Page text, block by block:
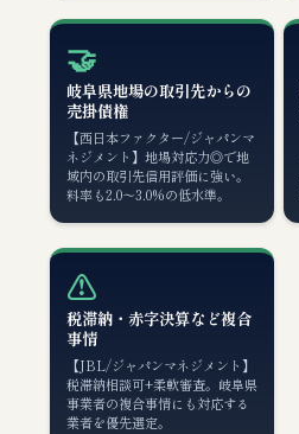
🤝
岐阜県地場の取引先からの
売掛債権
【西日本ファクター/ジャパンマ
ネジメント】地場対応力◎で地
域内の取引先信用評価に強い。
料率も2.0〜3.0%の低水準。
⚠️
税滞納・赤字決算など複合
事情
【JBL/ジャパンマネジメント】
税滞納相談可+柔軟審査。岐阜県
事業者の複合事情にも対応する
業者を優先選定。